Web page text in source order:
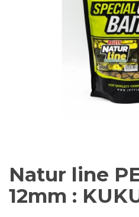
Natur line
12mm :